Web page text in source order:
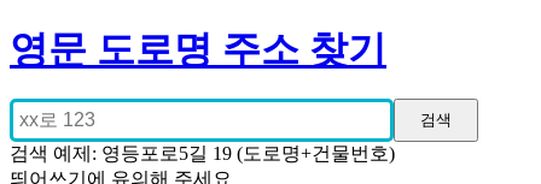
영문 도로명 주소 찾기
검색 예제: 영등포로5길 19 (도로명+건물번호)
띄어쓰기에 유의해 주세요